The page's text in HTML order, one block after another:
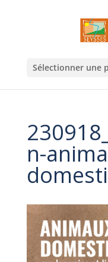
Sélectionner une
n-